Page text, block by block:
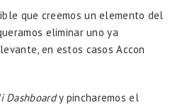
que creemos un elemento del
eliminar uno ya
en estos casos Accon
Dashboardy pincharemos el